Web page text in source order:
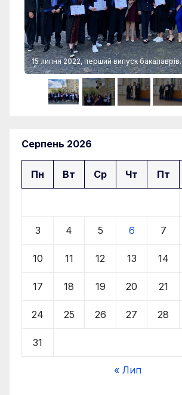
15 липня 2022, перший випуск бакалаврів.
Серпень 2026
Пн Вт Ср Чт Пт
3 4 5 6 7
10 11 12 13 14
17 18 19 20 21
24 25 26 27 28
31
« Лип